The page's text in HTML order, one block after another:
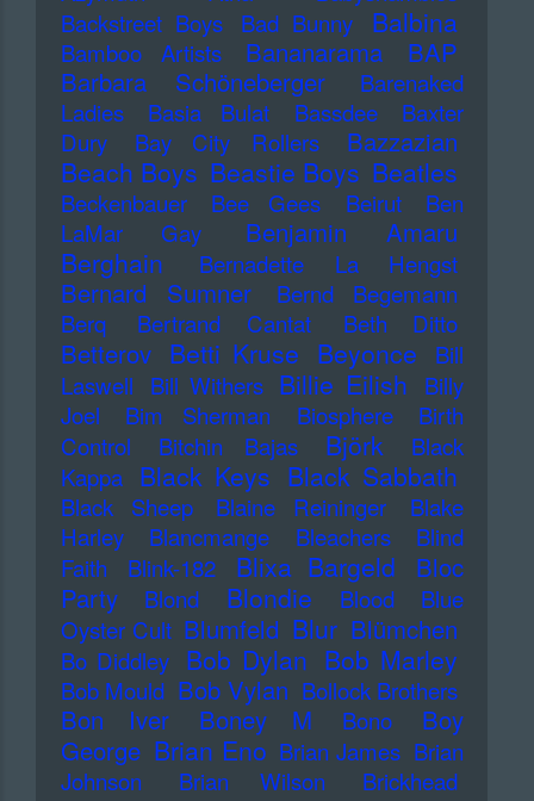
Backstreet Boys
Bad Bunny Balbina
Bamboo Artists Bananarama
BAP
Barbara Schöneberger
Barenaked
Ladies
Basia Bulat Bassdee
Baxter
Dury
Bay City Rollers Bazzazian
Beach Boys Beastie Boys Beatles
Beckenbauer Bee Gees Beirut
Ben
LaMar Gay
Benjamin Amaru
Berghain Bernadette La Hengst
Bernard Sumner
Bernd Begemann
Berq
Bertrand Cantat Beth Ditto
Betterov Betti Kruse Beyonce
Bill
Laswell
Bill Withers Billie Eilish
Billy
Joel
Bim Sherman Biosphere
Birth
Control
Bitchin Bajas Björk
Black
Kappa Black Keys Black Sabbath
Black Sheep Blaine Reininger
Blake
Harley
Blancmange Bleachers
Blind
Faith
Blink-182 Blixa Bargeld
Bloc
Party
Blond Blondie Blood
Blue
Oyster Cult Blumfeld Blur Blümchen
Bo Diddley Bob Dylan Bob Marley
Bob Mould Bob Vylan Bollock Brothers
Bon Iver Boney M Bono
Boy
George Brian Eno Brian James Brian
Johnson
Brian Wilson Brickhead